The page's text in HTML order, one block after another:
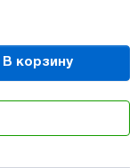
В корзину